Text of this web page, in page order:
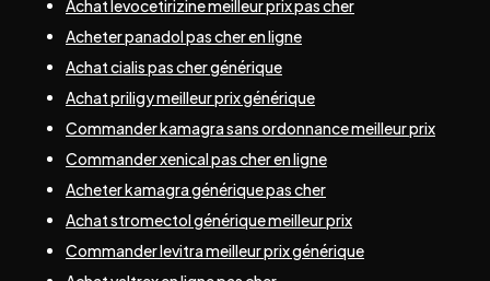
Achat levocetirizine meilleur prix pas cher
Acheter panadol pas cher en ligne
Achat cialis pas cher générique
Achat priligy meilleur prix générique
Commander kamagra sans ordonnance meilleur prix
Commander xenical pas cher en ligne
Acheter kamagra générique pas cher
Achat stromectol générique meilleur prix
Commander levitra meilleur prix générique